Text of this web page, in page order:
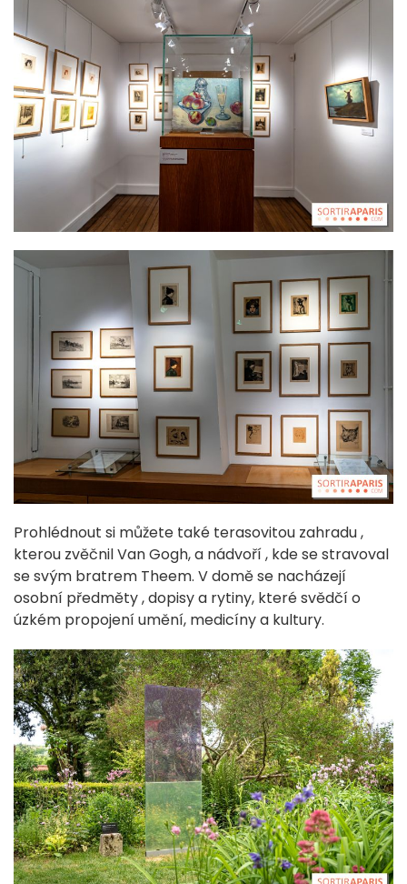
Prohlédnout si můžete také terasovitou zahradu,
kterou zvěčnilVanGogh,a nádvoří, kdese stravoval
sesvým bratrem Theem. Vdoměse nacházejí
osobní předměty,dopisya rytiny, kterésvědčí o
úzkém propojeníumění, medicínya kultury.